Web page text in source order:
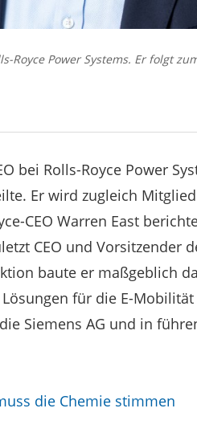
Power Systems. Er folgt
bei Rolls-Royce Power
Er wird zugleich
CEO Warren East
CEO und Vorsitzender
baute er maßgeblich
für die E-
Siemens AG und in
die Chemie stimmen